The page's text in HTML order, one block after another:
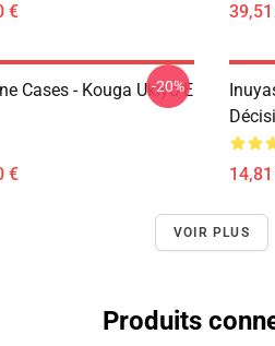
€
Cases - Kouga Ukiyo-E
€
-20%
VOIR PLUS
Produits